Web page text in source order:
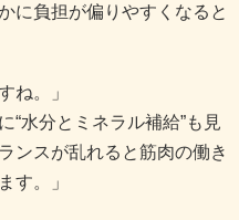
に負担が偏りやすくなると
ね。」
“水分とミネラル補給”も見
ンスが乱れると筋肉の働き
す。」